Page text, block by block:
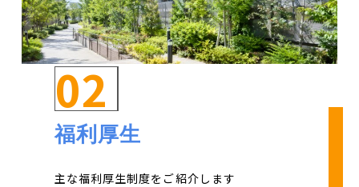
02
福利厚生
主な福利厚生制度をご紹介します